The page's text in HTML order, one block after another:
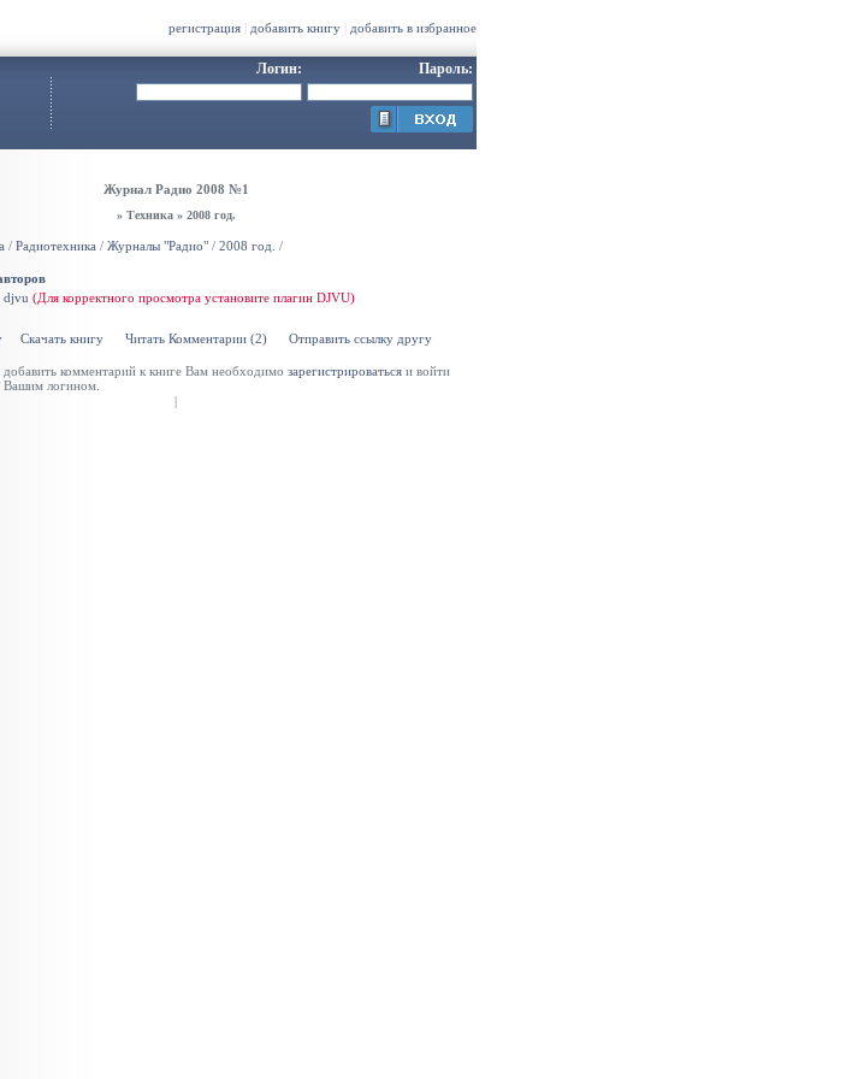
регистрация добавить книгу добавить в избранное
Логин: Пароль:
Журнал Радио 2008 №1
» Техника » 2008 год.
/ Радиотехника / Журналы "Радио" / 2008 год. /
djvu (Для корректного просмотра установите плагин DJVU)
Скачать книгу Читать Комментарии (2) Отправить ссылку другу
комментарий к книге Вам необходимо зарегистрироватьсяи войти
Вашим логином.
|